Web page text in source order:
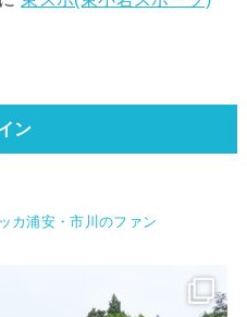
ン
カ浦安・市川のファン